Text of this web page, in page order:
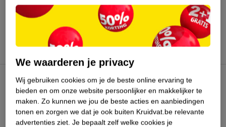
Kruidvat Alle Unpublished
Kruidvat Club
Klantenservice
We waarderen je privacy
Wij gebruiken cookies om je de beste online ervaring te
bieden en om onze website persoonlijker en makkelijker te
maken. Zo kunnen we jou de beste acties en aanbiedingen
tonen en zorgen we dat je ook buiten Kruidvat.be relevante
advertenties ziet. Je bepaalt zelf welke cookies je